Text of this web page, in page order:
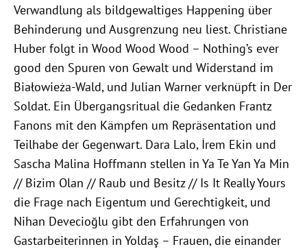
Verwandlung als bildgewaltiges Happening über
Behinderung und Ausgrenzung neu liest. Christiane
Huber folgt in Wood Wood Wood – Nothing’s ever
good den Spuren von Gewalt und Widerstand im
Białowieża-Wald, und Julian Warner verknüpft in Der
Soldat. Ein Übergangsritual die Gedanken Frantz
Fanons mit den Kämpfen um Repräsentation und
Teilhabe der Gegenwart. Dara Lalo, İrem Ekin und
Sascha Malina Hoffmann stellen in Ya Te Yan Ya Min
// Bizim Olan // Raub und Besitz // Is It Really Yours
die Frage nach Eigentum und Gerechtigkeit, und
Nihan Devecioğlu gibt den Erfahrungen von
Gastarbeiterinnen in Yoldaş – Frauen, die einander